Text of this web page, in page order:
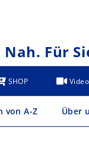
Für
SHOP
von A-Z Über